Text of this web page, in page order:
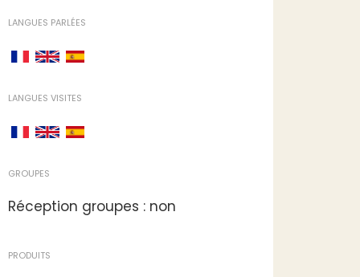
LANGUES PARLÉES
LANGUES VISITES
GROUPES
Réception groupes : non
PRODUITS